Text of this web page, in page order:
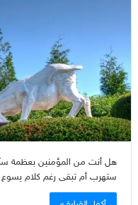
هل أنت من المؤمنين بعظمة
ستهرب أم تبقى رغم كلام